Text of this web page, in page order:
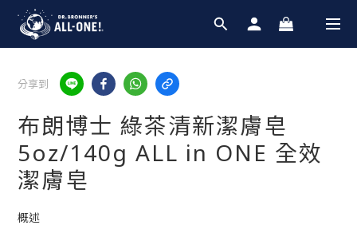
分享到
布朗博士 綠茶清新潔膚皂
5oz/140g ALL in ONE 全效
潔膚皂
概述